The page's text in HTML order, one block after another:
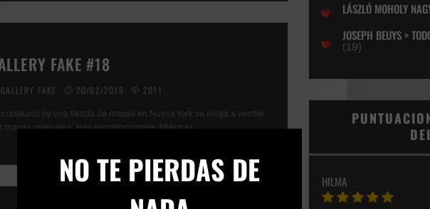
FAKE #18
GALLERY FAKE 20/02/2019 2011
de una tienda de mapas en Nueva York se niega a vender
mapas originales, solo reproducciones. Mientras
LÁSZLÓ MOHOLY
JOSEPH BEUYS >
(19)
HILMA
NO TE PIERDAS DE